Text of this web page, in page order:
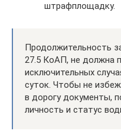
штрафплощадку.
Продолжительность
27.5 КоАП, не должна
исключительных
суток. Чтобы не
в дорогу документы,
личность и статус